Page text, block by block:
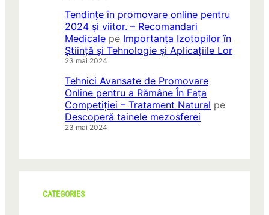
Tendințe în promovare online pentru
2024 și viitor. – Recomandari
Medicale pe Importanța Izotopilor în
Știință și Tehnologie și Aplicațiile Lor
23 mai 2024
Tehnici Avansate de Promovare
Online pentru a Rămâne În Fața
Competiției – Tratament Natural pe
Descoperă tainele mezosferei
23 mai 2024
CATEGORIES